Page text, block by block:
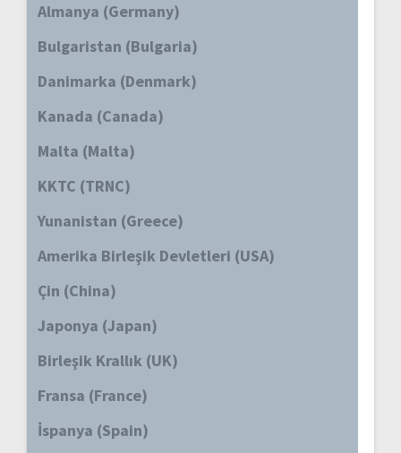
Almanya (Germany)
Bulgaristan (Bulgaria)
Danimarka (Denmark)
Kanada (Canada)
Malta (Malta)
KKTC (TRNC)
Yunanistan (Greece)
Amerika Birleşik Devletleri (USA)
Çin (China)
Japonya (Japan)
Birleşik Krallık (UK)
Fransa (France)
İspanya (Spain)